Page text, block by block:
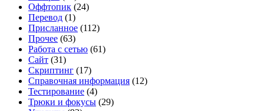
Оффтопик (24)
Перевод (1)
Присланное (112)
Прочее (63)
Работа с сетью (61)
Сайт (31)
Скриптинг (17)
Справочная информация (12)
Тестирование (4)
Трюки и фокусы (29)